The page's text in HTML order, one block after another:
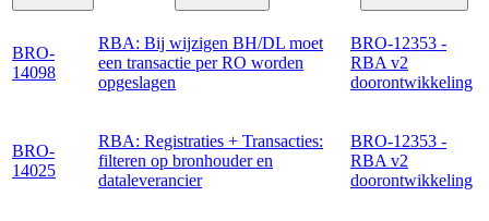
BRO-
14098
RBA: Bij wijzigen BH/DL moet
een transactie per RO worden
opgeslagen
BRO-12353 -
RBA v2
doorontwikkeling
BRO-
14025
RBA: Registraties + Transacties:
filteren op bronhouder en
dataleverancier
BRO-12353 -
RBA v2
doorontwikkeling